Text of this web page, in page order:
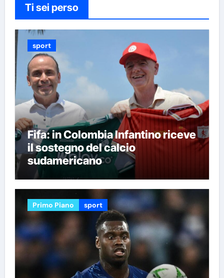
Ti sei perso
sport
Fifa: in Colombia Infantino riceve
il sostegno del calcio
sudamericano
Primo Piano sport